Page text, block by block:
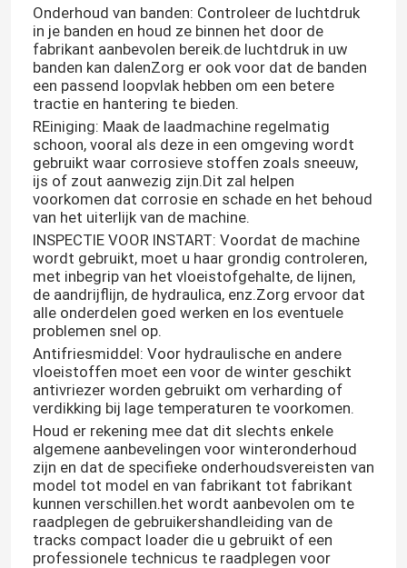
Onderhoud van banden: Controleer de luchtdruk
in je banden en houd ze binnen het door de
fabrikant aanbevolen bereik.de luchtdruk in uw
banden kan dalenZorg er ook voor dat de banden
een passend loopvlak hebben om een betere
tractie en hantering te bieden.
REiniging: Maak de laadmachine regelmatig
schoon, vooral als deze in een omgeving wordt
gebruikt waar corrosieve stoffen zoals sneeuw,
ijs of zout aanwezig zijn.Dit zal helpen
voorkomen dat corrosie en schade en het behoud
van het uiterlijk van de machine.
INSPECTIE VOOR INSTART: Voordat de machine
wordt gebruikt, moet u haar grondig controleren,
met inbegrip van het vloeistofgehalte, de lijnen,
de aandrijflijn, de hydraulica, enz.Zorg ervoor dat
alle onderdelen goed werken en los eventuele
problemen snel op.
Antifriesmiddel: Voor hydraulische en andere
vloeistoffen moet een voor de winter geschikt
antivriezer worden gebruikt om verharding of
verdikking bij lage temperaturen te voorkomen.
Houd er rekening mee dat dit slechts enkele
algemene aanbevelingen voor winteronderhoud
zijn en dat de specifieke onderhoudsvereisten van
model tot model en van fabrikant tot fabrikant
kunnen verschillen.het wordt aanbevolen om te
raadplegen de gebruikershandleiding van de
tracks compact loader die u gebruikt of een
professionele technicus te raadplegen voor